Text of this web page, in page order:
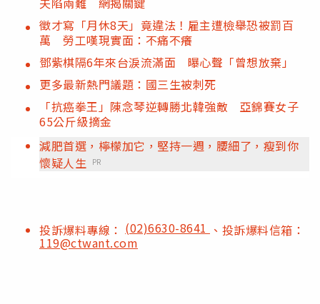
徵才寫「月休8天」竟違法！雇主遭檢舉恐被罰百
萬 勞工嘆現實面：不痛不癢
鄧紫棋隔6年來台淚流滿面 曝心聲「曾想放棄」
更多最新熱門議題：國三生被刺死
「抗癌拳王」陳念琴逆轉勝北韓強敵 亞錦賽女子
65公斤級摘金
減肥首選，檸檬加它，堅持一週，腰細了，瘦到你
懷疑人生 PR
投訴爆料專線： (02)6630-8641 、投訴爆料信箱：
119@ctwant.com